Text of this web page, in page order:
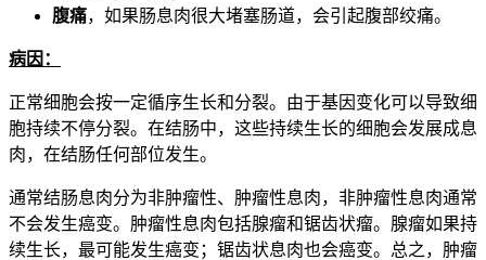
腹痛，如果肠息肉很大堵塞肠道，会引起腹部绞痛。
病因：
正常细胞会按一定循序生长和分裂。由于基因变化可以导致细
胞持续不停分裂。在结肠中，这些持续生长的细胞会发展成息
肉，在结肠任何部位发生。
通常结肠息肉分为非肿瘤性、肿瘤性息肉，非肿瘤性息肉通常
不会发生癌变。肿瘤性息肉包括腺瘤和锯齿状瘤。腺瘤如果持
续生长，最可能发生癌变；锯齿状息肉也会癌变。总之，肿瘤